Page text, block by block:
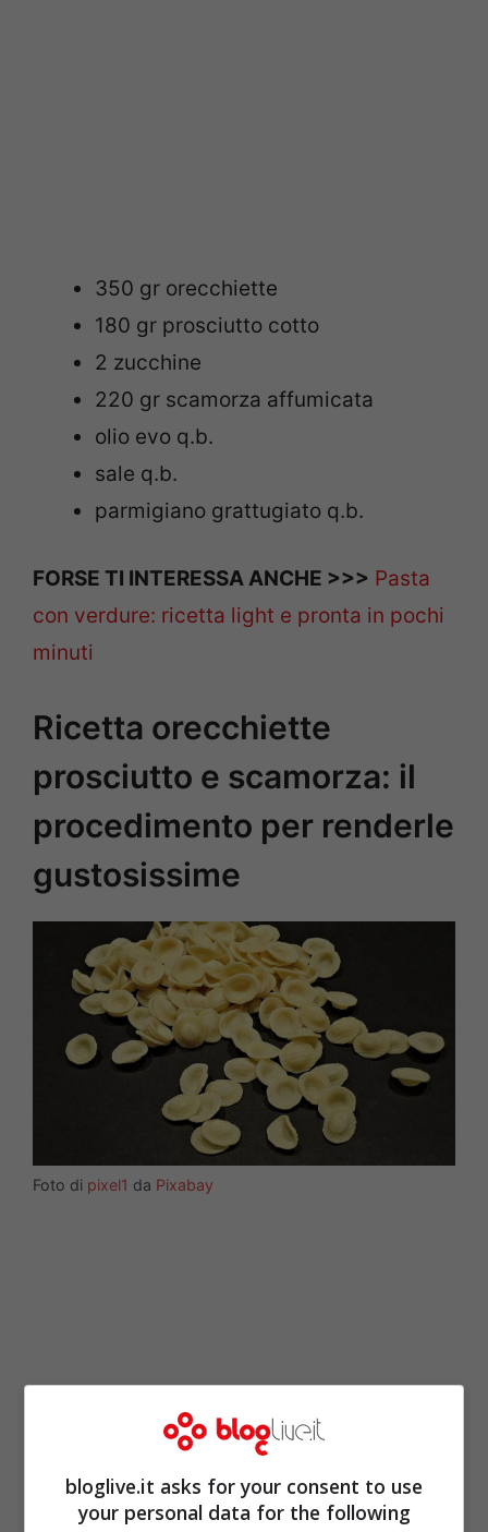
350 gr orecchiette
180 gr prosciutto cotto
2 zucchine
220 gr scamorza affumicata
olio evo q.b.
sale q.b.
parmigiano grattugiato q.b.
FORSE TI INTERESSA ANCHE >>> Pasta
con verdure: ricetta light e pronta in pochi
minuti
Ricetta orecchiette
prosciutto e scamorza: il
procedimento per renderle
gustosissime
Foto di pixel1 da Pixabay
bloglive.it asks for your consent to use
your personal data for the following